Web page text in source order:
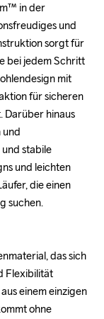
in der
und
sorgt für
bei jedem Schritt
mit
für sicheren
Darüber hinaus
und
stabile
und leichten
die einen
suchen.
das sich
Flexibilität
einem einzigen
ohne
in der
und
sorgt für
bei jedem Schritt
mit
für sicheren
Darüber hinaus
und
stabile
und leichten
die einen
suchen.
das sich
Flexibilität
einem einzigen
ohne